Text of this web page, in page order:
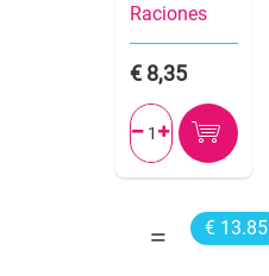
Raciones
8,35
 
€ 13.85